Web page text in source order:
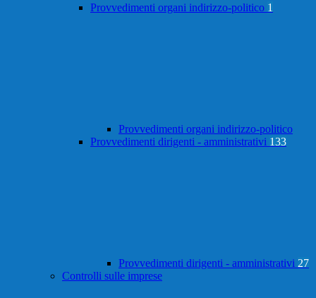
Provvedimenti organi indirizzo-politico 1
Provvedimenti organi indirizzo-politico
Provvedimenti dirigenti - amministrativi 133
Provvedimenti dirigenti - amministrativi 27
Controlli sulle imprese